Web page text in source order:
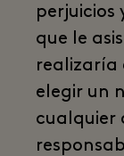
perjuicios
que le
realizaría
elegir un
cualquier